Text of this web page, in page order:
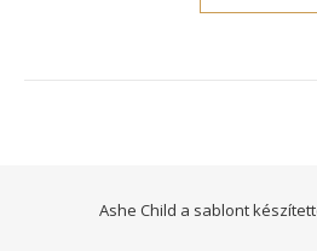
Ashe Child a sablont